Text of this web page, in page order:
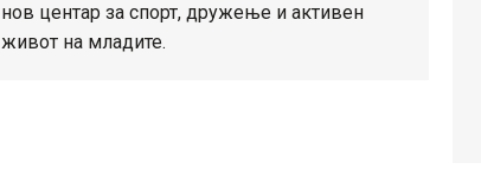
нов центар за спорт, дружење и активен
живот на младите.